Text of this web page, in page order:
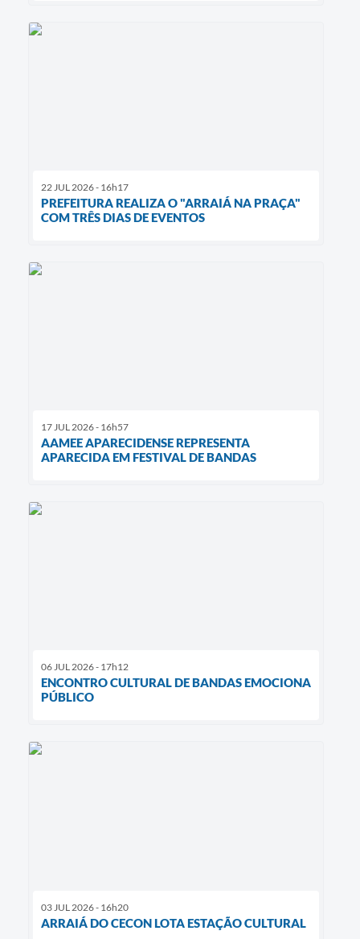
22 JUL 2026 - 16h17
PREFEITURA REALIZA O "ARRAIÁ NA PRAÇA"
COM TRÊS DIAS DE EVENTOS
17 JUL 2026 - 16h57
AAMEE APARECIDENSE REPRESENTA
APARECIDA EM FESTIVAL DE BANDAS
06 JUL 2026 - 17h12
ENCONTRO CULTURAL DE BANDAS EMOCIONA
PÚBLICO
03 JUL 2026 - 16h20
ARRAIÁ DO CECON LOTA ESTAÇÃO CULTURAL